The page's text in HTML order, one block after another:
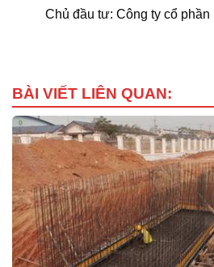
Chủ đầu tư: Công ty cổ phần
BÀI VIẾT LIÊN QUAN: